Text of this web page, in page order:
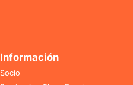
Información
Socio